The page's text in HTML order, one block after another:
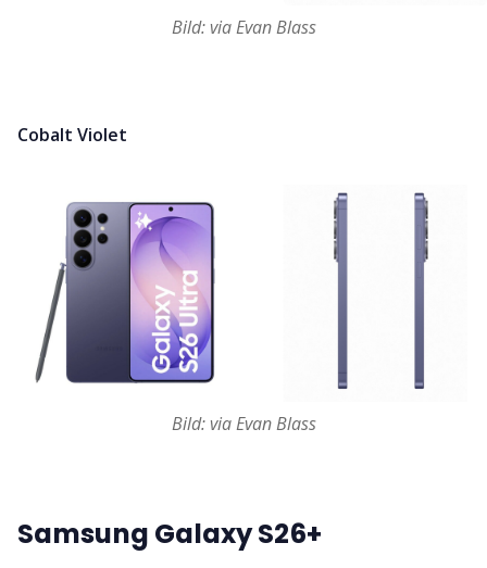
Bild: via Evan Blass
Cobalt Violet
Bild: via Evan Blass
Samsung Galaxy S26+